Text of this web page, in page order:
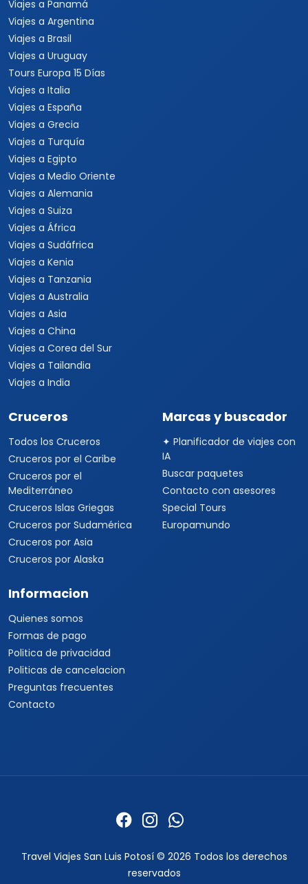
Viajes a Panamá
Viajes a Argentina
Viajes a Brasil
Viajes a Uruguay
Tours Europa 15 Días
Viajes a Italia
Viajes a España
Viajes a Grecia
Viajes a Turquía
Viajes a Egipto
Viajes a Medio Oriente
Viajes a Alemania
Viajes a Suiza
Viajes a África
Viajes a Sudáfrica
Viajes a Kenia
Viajes a Tanzania
Viajes a Australia
Viajes a Asia
Viajes a China
Viajes a Corea del Sur
Viajes a Tailandia
Viajes a India
Cruceros
Todos los Cruceros
Cruceros por el Caribe
Cruceros por el
Mediterráneo
Cruceros Islas Griegas
Cruceros por Sudamérica
Cruceros por Asia
Cruceros por Alaska
Marcas y buscador
✦ Planificador de viajes con
IA
Buscar paquetes
Contacto con asesores
Special Tours
Europamundo
Informacion
Quienes somos
Formas de pago
Politica de privacidad
Politicas de cancelacion
Preguntas frecuentes
Contacto
Travel Viajes San Luis Potosí © 2026 Todos los derechos
reservados